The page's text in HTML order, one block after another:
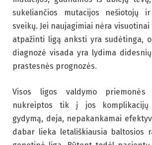
sukeliančios mutacijos nešiotojų
sveikų. Jei naujagimiai nėra visuotinai
atpažinti ligą anksti yra sudėtinga,
diagnozė visada yra lydima
prastesnės prognozės.
Visos ligos valdymo
nukreiptos tik į jos
gydymą, deja, nepakankamai
dabar lieka letališkiausia baltosios